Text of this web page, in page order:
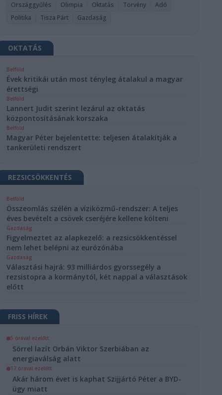
Országgyűlés
Olimpia Oktatás Törvény
Adó
Politika
Tisza Párt Gazdaság
OKTATÁS
Belföld
Évek kritikái után most tényleg átalakul a magyar
érettségi
Belföld
Lannert Judit szerint lezárul az oktatás
központosításának korszaka
Belföld
Magyar Péter bejelentette: teljesen átalakítják a
tankerületi rendszert
REZSICSÖKKENTÉS
Belföld
Összeomlás szélén a víziközmű-rendszer: A teljes
éves bevételt a csövek cseréjére kellene költeni
Gazdaság
Figyelmeztet az alapkezelő: a rezsicsökkentéssel
nem lehet belépni az eurózónába
Gazdaság
Választási hajrá: 93 milliárdos gyorssegély a
rezsistopra a kormánytól, két nappal a választások
előtt
FRISS HÍREK
5 órával ezelőtt
Sörrel lazít Orbán Viktor Szerbiában az
energiaválság alatt
17 órával ezelőtt
Akár három évet is kaphat Szijjártó Péter a BYD-
ügy miatt